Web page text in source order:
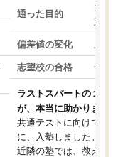
通った目的
大学
対策
偏差値の変化
志望校の合格 合格
ラストスパートの１か月
が、本当に助かりました
共通テストに向けての追
に、入塾しました。田舎
近隣の塾では、教えても